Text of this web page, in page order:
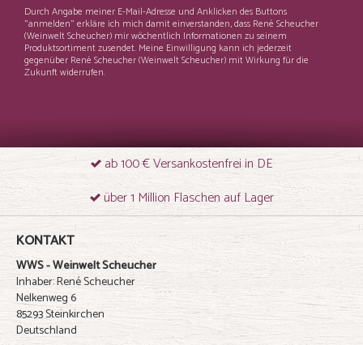
Durch Angabe meiner E-Mail-Adresse und Anklicken des Buttons
"anmelden" erkläre ich mich damit einverstanden, dass René Scheucher
(Weinwelt Scheucher) mir wöchentlich Informationen zu seinem
Produktsortiment zusendet. Meine Einwilligung kann ich jederzeit
gegenüber René Scheucher (Weinwelt Scheucher) mit Wirkung für die
Zukunft widerrufen.
ab 100 € Versankostenfrei in DE
über 1 Million Flaschen auf Lager
KONTAKT
WWS - Weinwelt Scheucher
Inhaber: René Scheucher
Nelkenweg 6
85293 Steinkirchen
Deutschland